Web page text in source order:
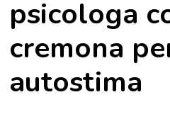
psicologa
cremona
autostima